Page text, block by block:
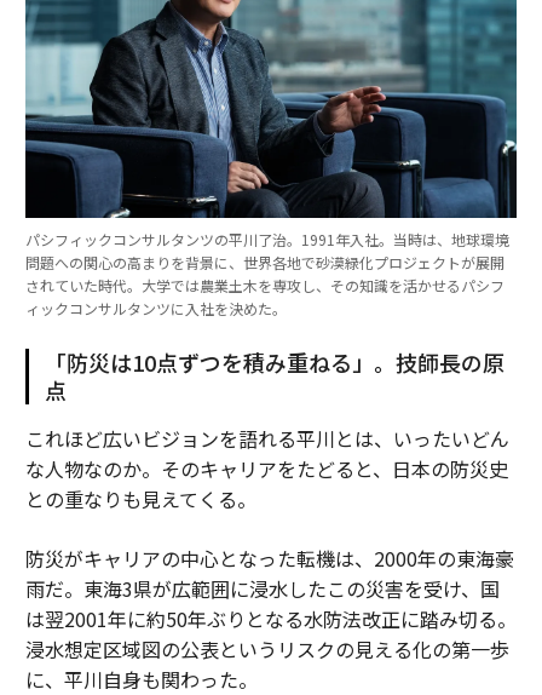
パシフィックコンサルタンツの平川了治。1991年入社。当時は、地球環境
問題への関心の高まりを背景に、世界各地で砂漠緑化プロジェクトが展開
されていた時代。大学では農業土木を専攻し、その知識を活かせるパシフ
ィックコンサルタンツに入社を決めた。
「防災は10点ずつを積み重ねる」。技師長の原
点
これほど広いビジョンを語れる平川とは、いったいどん
な人物なのか。そのキャリアをたどると、日本の防災史
との重なりも見えてくる。
防災がキャリアの中心となった転機は、2000年の東海豪
雨だ。東海3県が広範囲に浸水したこの災害を受け、国
は翌2001年に約50年ぶりとなる水防法改正に踏み切る。
浸水想定区域図の公表というリスクの見える化の第一歩
に、平川自身も関わった。